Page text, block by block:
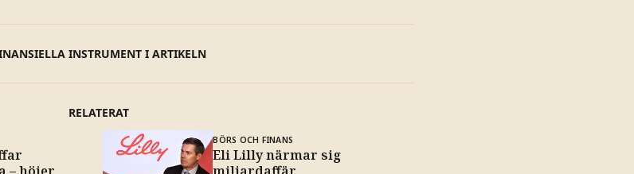
INSTRUMENT I ARTIKELN
RELATERAT
– höjer
BÖRS OCH FINANS
Eli Lilly närmar sig
miljardaffär